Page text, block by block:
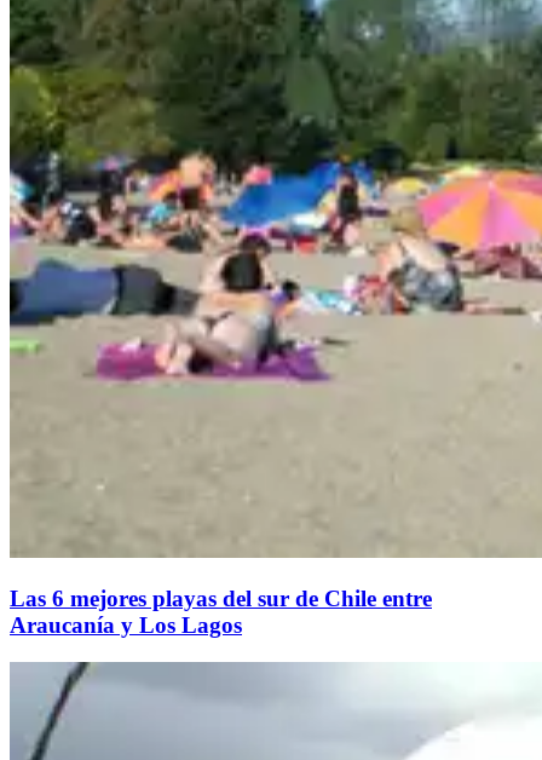
Las 6 mejores playas del sur de Chile entre
Araucanía y Los Lagos